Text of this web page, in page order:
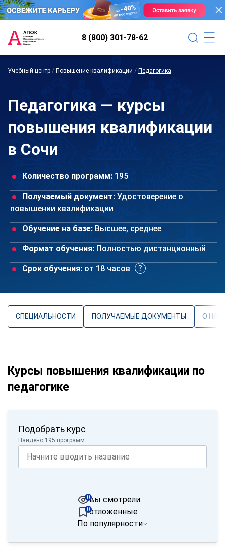
8 (800) 301-78-62
Учебный центр / Повышение квалификации / Педагогика
Педагогика — курсы
повышения квалификации
в Сочи
Количество программ: 195
Получаемый документ: Удостоверение о
повышении квалификации
Обучение на базе: Высшее, среднее
Формат обучения: Полностью дистанционный
Срок обучения: от 18 часов
СПЕЦИАЛЬНОСТИ ПОЛУЧАЕМЫЕ ДОКУМЕНТЫ О
Курсы повышения квалификации по
педагогике
Подобрать курс
Найдено 195 программ
вы смотрели
0
отложенные
0
По популярности